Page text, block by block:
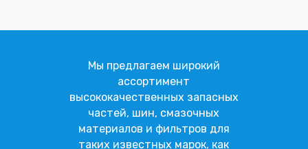
Мы предлагаем широкий
ассортимент
высококачественных запасных
частей, шин, смазочных
материалов и фильтров для
таких известных марок, как